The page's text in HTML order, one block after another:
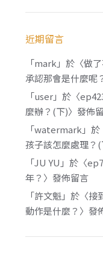
近期留言
「mark」於〈做
承認那會是什麼呢
「user」於〈
麼辦？(下)〉發佈
「watermark」
孩子該怎麼處理？(
「JU YU 」於〈
年？ 〉發佈留言
「許文魁」於〈接
動作是什麼？ 〉發